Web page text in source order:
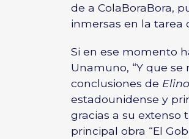
de a ColaBoraBora,
inmersas en la tarea
Si en ese momento
Unamuno, “Y que se
conclusiones de
estadounidense y
gracias a su extenso
principal obra “El